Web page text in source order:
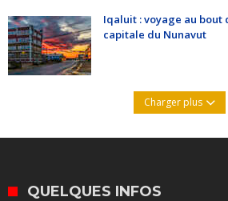
Iqaluit : voyage au bout
capitale du Nunavut
Charger plus
QUELQUES INFOS